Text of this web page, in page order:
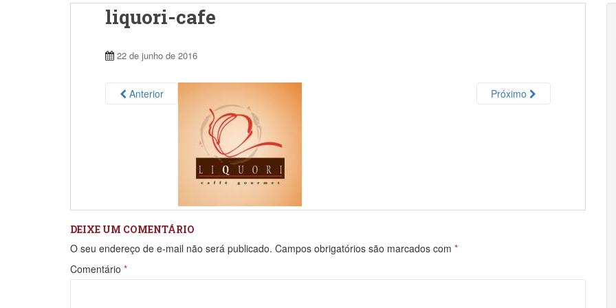
liquori-cafe
22 de junho de 2016
Anterior Próximo
DEIXE UM COMENTÁRIO
O seu endereço de e-mail não será publicado. Campos obrigatórios são marcados com *
Comentário *